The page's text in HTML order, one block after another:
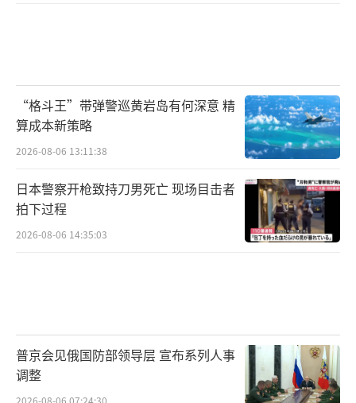
“格斗王”带弹警巡黄岩岛有何深意 精
算成本新策略
2026-08-06 13:11:38
日本警察开枪致持刀男死亡 现场目击者
拍下过程
2026-08-06 14:35:03
普京会见俄国防部领导层 宣布系列人事
调整
2026-08-06 07:24:30